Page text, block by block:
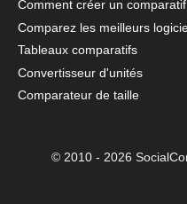
Comment créer un comparatif
Comparez les meilleurs
Tableaux comparatifs
Convertisseur d'unités
Comparateur de taille
© 2010 - 2026